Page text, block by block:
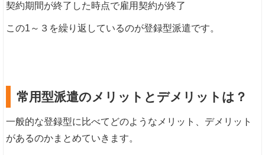
契約期間が終了した時点で雇用契約が終了
この1～３を繰り返しているのが登録型派遣です。
常用型派遣のメリットとデメリットは？
一般的な登録型に比べてどのようなメリット、デメリット
があるのかまとめていきます。